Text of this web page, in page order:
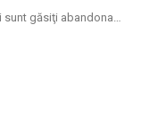
sunt găsiţi abandonaţi